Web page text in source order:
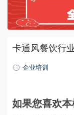
卡通风餐饮行
企业培训
如果您喜欢